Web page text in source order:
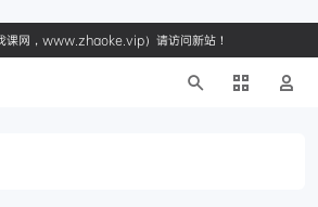
课网，www.zhaoke.vip）请访问新站！